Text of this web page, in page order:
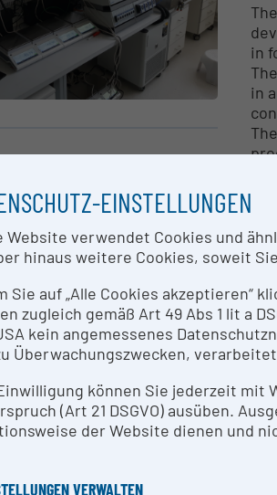
in
in
Dr.
Development & Fundraising
EINSTELLUNGEN
Website verwendet Cookies und
hinaus weitere Cookies, soweit
Sie auf „Alle Cookies akzeptieren“
zugleich gemäß Art 49 Abs 1 lit a
kein angemessenes
Überwachungszwecken,
können Sie jederzeit mit
(Art 21 DSGVO) ausüben.
der Website dienen und
VERWALTEN